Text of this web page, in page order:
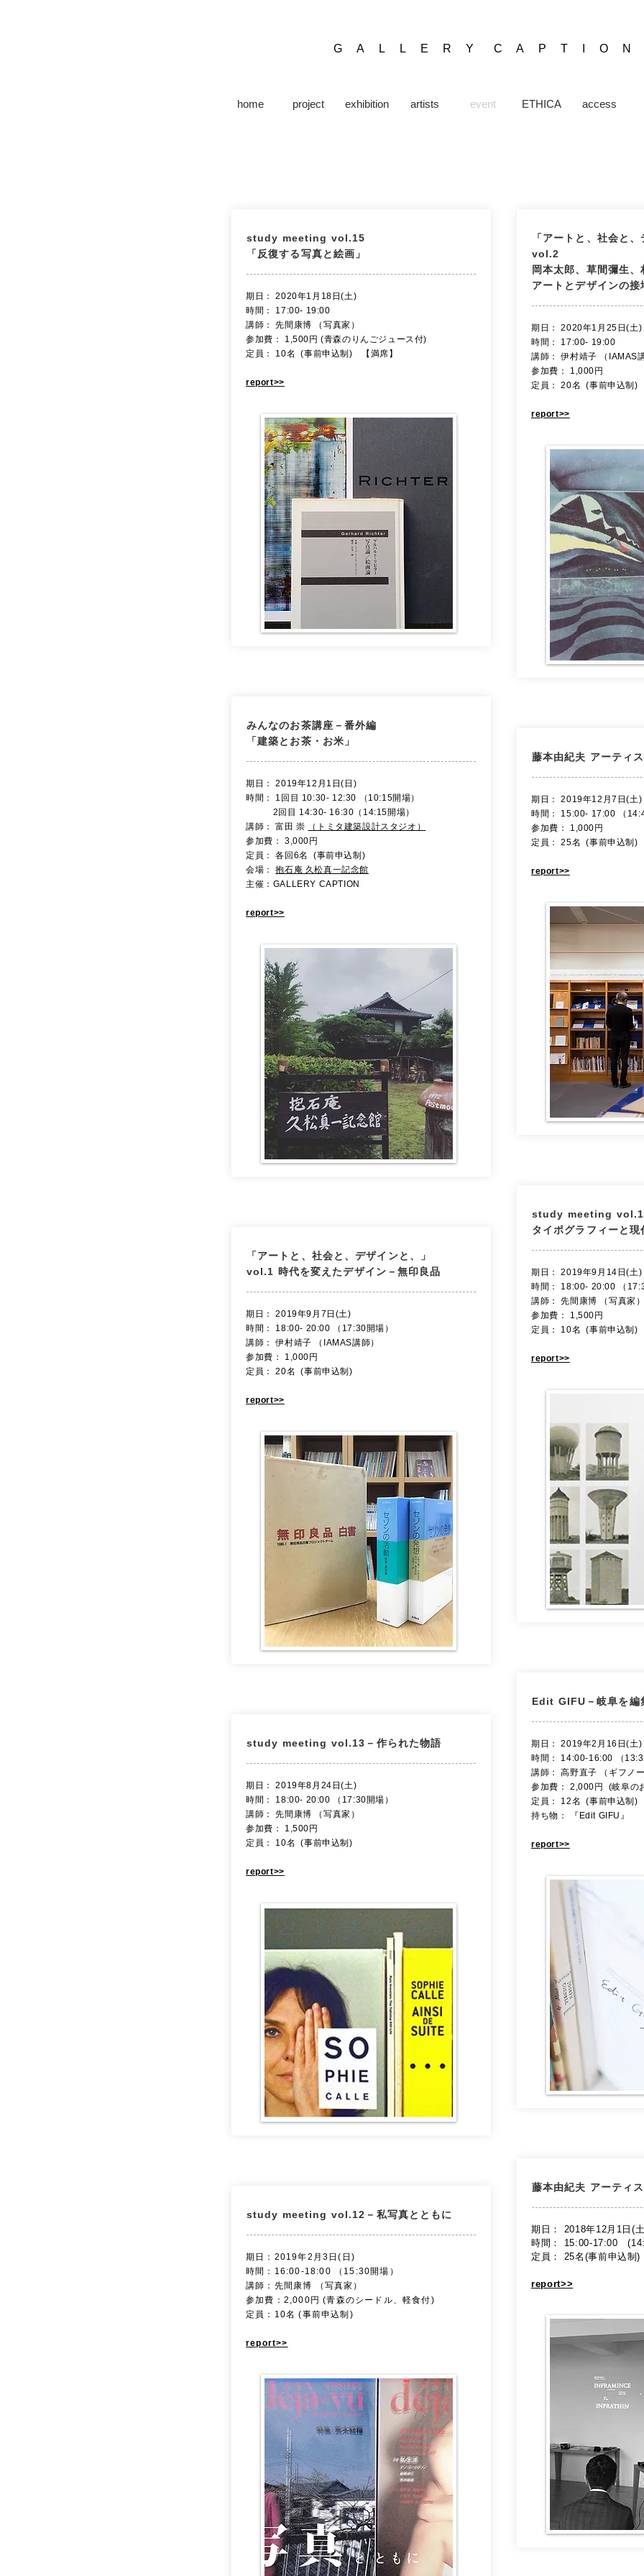
​G A L L E R Y C A P T I O N
home project exhibition artists event ETHICA access
study meeting vol.15
「反復する写真と絵画」
​期日： 2020年1月18日(土)
時間： 17:00- 19:00
講師： 先間康博 （写真家）
参加費： 1,500円 (青森のりんごジュース付)
定員： 10名 (事前申込制) 【満席】
report>>
みんなのお茶講座－番外編
「建築とお茶・お米」
​期日： 2019年12月1日(日)
時間： 1回目 10:30- 12:30 （10:15開場）
2回目 14:30- 16:30（14:15開場）
講師： 富田 崇
（トミタ建築設計スタジオ）
参加費： 3,000円
定員： 各回6名 (事前申込制)
会場：抱石庵 久松真一記念館
主催：GALLERY CAPTION
report>>
「アートと、社会と、デザインと、」
vol.1 時代を変えたデザイン－無印良品
​期日： 2019年9月7日(土)
時間： 18:00- 20:00 （17:30開場）
講師： 伊村靖子 （IAMAS講師）
参加費： 1,000円
定員： 20名 (事前申込制)
report>>
study meeting vol.13－作られた物語
​期日： 2019年8月24日(土)
時間： 18:00- 20:00 （17:30開場）
講師： 先間康博 （写真家）
参加費： 1,500円
定員： 10名 (事前申込制)
report>>
study meeting vol.12－私写真とともに
期日：2019年2月3日(日)
時間：16:00-18:00 （15:30開場）
講師：先間康博 （写真家）
参加費：2,000円 (青森のシードル、軽食付)
定員：10名 (事前申込制)
report>>
「アートと、社会と
vol.2
岡本太郎、草間彌生
アートとデザインの接
​期日： 2020年1月25日(土)
時間： 17:00‐ 19:00
講師： 伊村靖子
（IAMAS
参加費： 1,000円
定員： 20名 (事前申込制)
report>>
藤本由紀夫 アーティ
​期日： 2019年12月7日(土)
時間： 15:00- 17:00 （
参加費： 1,000円
定員： 25名 (事前申込制)
report>>
study meeting
タイポグラフィーと現
​期日： 2019年9月14日(土)
時間： 18:00- 20:00 （
講師： 先間康博 （写真家
参加費： 1,500円
定員： 10名 (事前申込制)
report>>
Edit GIFU－岐阜を編
​期日： 2019年2月16日(土)
時間： 14:00-16:00 （
講師： 高野直子 （ギフノ
参加費： 2,000円 (岐阜の
定員： 12名 (事前申込制)
持ち物： 『Edit GIFU』
report>>
藤本由紀夫 アーティ
期日： 2018年12月1日
時間： 15:00-17:00
定員： 25名(事前申込制)
report>>